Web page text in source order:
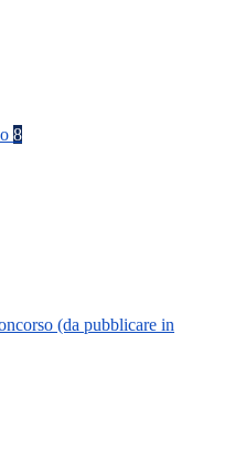
8
(da pubblicare in